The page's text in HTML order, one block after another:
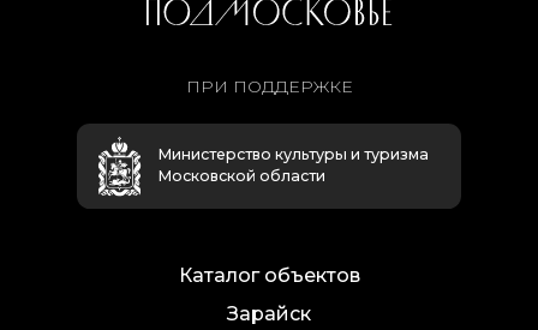
ПРИ ПОДДЕРЖКЕ
Министерство культуры и туризма
Московской области
Каталог объектов
Зарайск